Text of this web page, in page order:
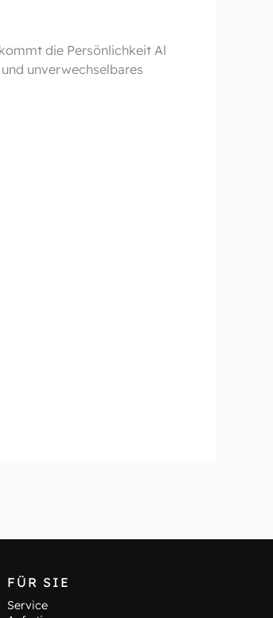
die Persönlichkeit Al
unverwechselbares
FÜR SIE
Service